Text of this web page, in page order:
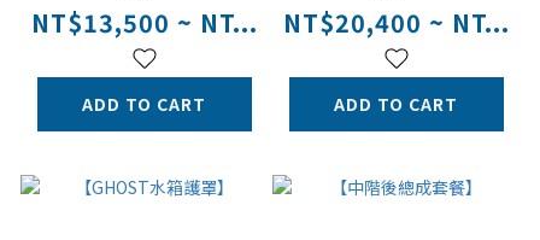
NT$13,500 ~ NT...
ADD TO CART
NT$20,400 ~ NT...
ADD TO CART